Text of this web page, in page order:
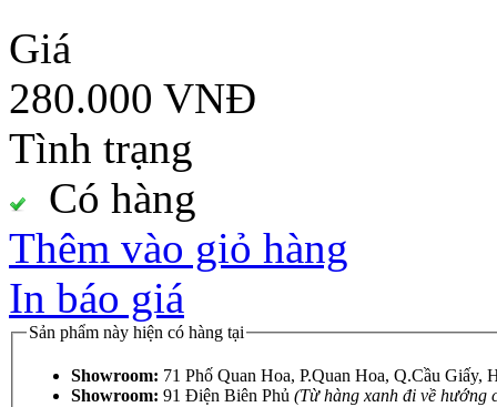
Giá
280.000 VNĐ
Tình trạng
Có hàng
Thêm vào giỏ hàng
In báo giá
Sản phẩm này hiện có hàng tại
Showroom: 71 Phố Quan Hoa, P.Quan Hoa, Q.Cầu Giấy,
Showroom: 91 Điện Biên Phủ (Từ hàng xanh đi về hướng